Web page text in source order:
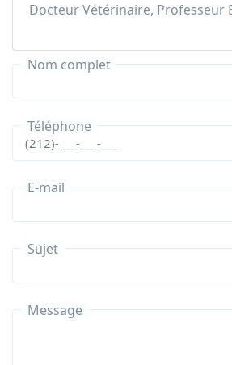
Docteur Vétérinaire, Professeur
Nom complet
Téléphone
E-mail
Sujet
Message